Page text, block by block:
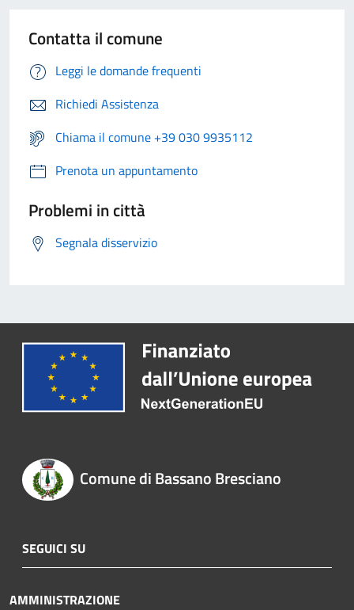
Contatta il comune
Leggi le domande frequenti
Richiedi Assistenza
Chiama il comune +39 030 9935112
Prenota un appuntamento
Problemi in città
Segnala disservizio
Comune di Bassano Bresciano
SEGUICI SU
AMMINISTRAZIONE